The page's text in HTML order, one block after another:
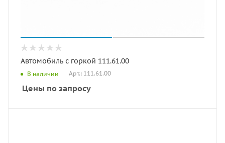
Автомобиль с горкой 111.61.00
В наличии Арт.: 111.61.00
Цены по запросу